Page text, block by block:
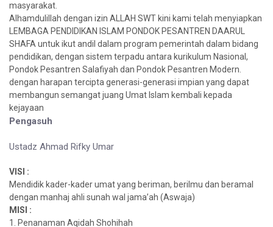
masyarakat.
Alhamdulillah dengan izin ALLAH SWT kini kami telah menyiapkan
LEMBAGA PENDIDIKAN ISLAM PONDOK PESANTREN DAARUL
SHAFA untuk ikut andil dalam program pemerintah dalam bidang
pendidikan, dengan sistem terpadu antara kurikulum Nasional,
Pondok Pesantren Salafiyah dan Pondok Pesantren Modern.
dengan harapan tercipta generasi-generasi impian yang dapat
membangun semangat juang Umat Islam kembali kepada
kejayaan
Pengasuh
Ustadz Ahmad Rifky Umar
VISI :
Mendidik kader-kader umat yang beriman, berilmu dan beramal
dengan manhaj ahli sunah wal jama’ah (Aswaja)
MISI :
1. Penanaman Aqidah Shohihah